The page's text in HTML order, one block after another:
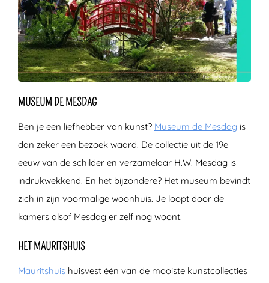
MUSEUM DE MESDAG
Ben je een liefhebber van kunst? Museum de Mesdag is
dan zeker een bezoek waard. De collectie uit de 19e
eeuw van de schilder en verzamelaar H.W. Mesdag is
indrukwekkend. En het bijzondere? Het museum bevindt
zich in zijn voormalige woonhuis. Je loopt door de
kamers alsof Mesdag er zelf nog woont.
HET MAURITSHUIS
Mauritshuis huisvest één van de mooiste kunstcollecties